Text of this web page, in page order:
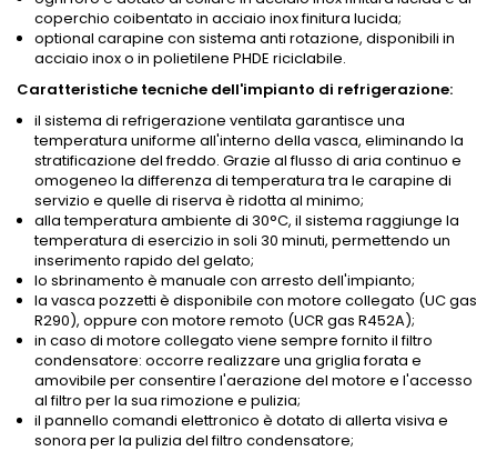
coperchio coibentato in acciaio inox finitura lucida;
optional carapine con sistema anti rotazione, disponibili in
acciaio inox o in polietilene PHDE riciclabile.
Caratteristiche tecniche dell'impianto di refrigerazione:
il sistema di refrigerazione ventilata garantisce una
temperatura uniforme all'interno della vasca, eliminando la
stratificazione del freddo. Grazie al flusso di aria continuo e
omogeneo la differenza di temperatura tra le carapine di
servizio e quelle di riserva è ridotta al minimo;
alla temperatura ambiente di 30°C, il sistema raggiunge la
temperatura di esercizio in soli 30 minuti, permettendo un
inserimento rapido del gelato;
lo sbrinamento è manuale con arresto dell'impianto;
la vasca pozzetti è disponibile con motore collegato (UC gas
R290), oppure con motore remoto (UCR gas R452A);
in caso di motore collegato viene sempre fornito il filtro
condensatore: occorre realizzare una griglia forata e
amovibile per consentire l'aerazione del motore e l'accesso
al filtro per la sua rimozione e pulizia;
il pannello comandi elettronico è dotato di allerta visiva e
sonora per la pulizia del filtro condensatore;